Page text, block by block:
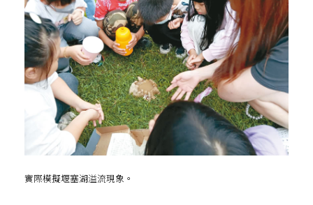
實際模擬堰塞湖溢流現象。